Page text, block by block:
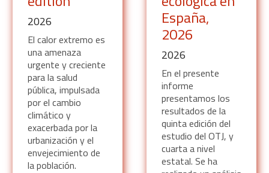
2026
El calor extremo es
una amenaza
urgente y creciente
para la salud
pública, impulsada
por el cambio
climático y
exacerbada por la
urbanización y el
envejecimiento de
la población.
España,
2026
2026
En el presente
informe
presentamos los
resultados de la
quinta edición del
estudio del OTJ, y
cuarta a nivel
estatal. Se ha